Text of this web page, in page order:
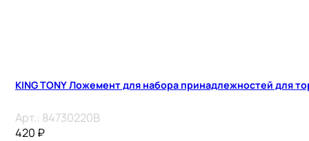
KING TONY Ложемент для набора принадлежностей для
Арт.: 84730220B
420 ₽